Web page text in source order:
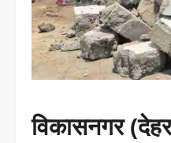
विकासनगर